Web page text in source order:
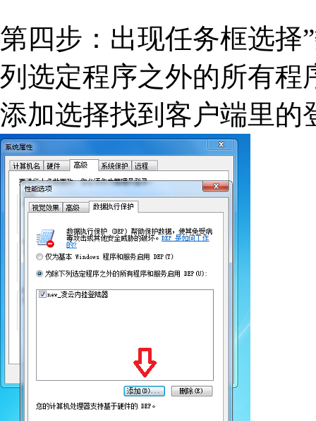
第四步：出现任务框选择
列选定程序之外的所有程
添加选择找到客户端里的